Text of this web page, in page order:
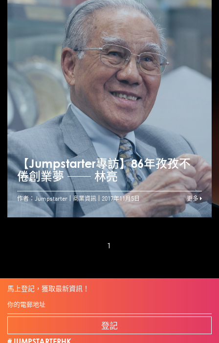
【Jumpstarter專訪】86年孜孜不
倦創業夢 ── 林亮
作者：Jumpstarter 商業資訊 2017年11月5日 更多
1
馬上登記，獲取最新資訊！
登記